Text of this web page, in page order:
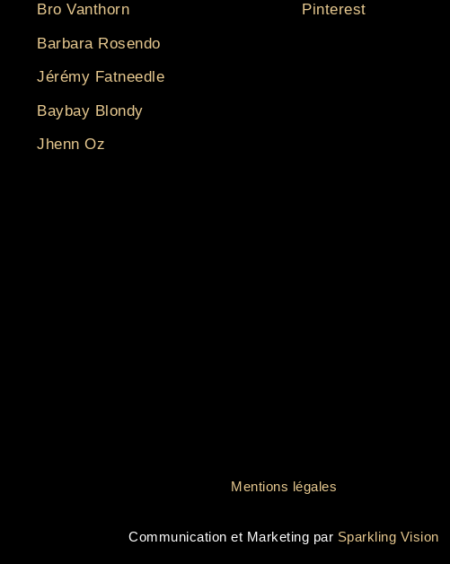
Bro Vanthorn
Barbara Rosendo
Jérémy Fatneedle
Baybay Blondy
Jhenn Oz
Pinterest
Mentions légales
Communication et Marketing par Sparkling Vision